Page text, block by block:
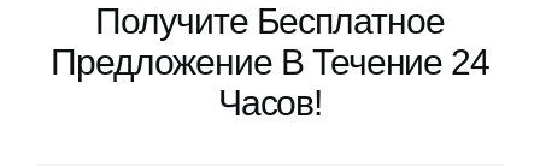
Получите Бесплатное
Предложение В Течение 24
Часов!